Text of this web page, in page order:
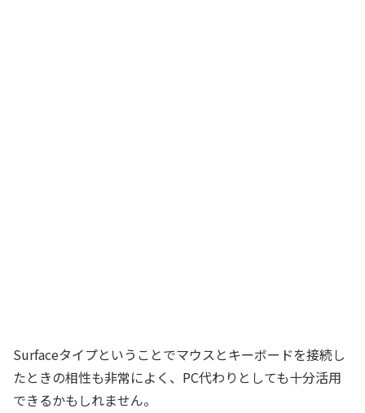
Surfaceタイプということでマウスとキーボードを接続し
たときの相性も非常によく、PC代わりとしても十分活用
できるかもしれません。